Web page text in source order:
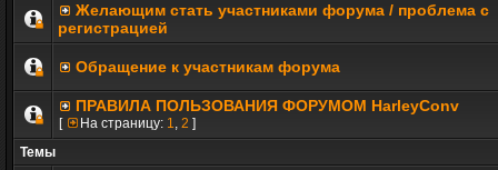
Желающим стать участниками форума / проблема с
регистрацией
Обращение к участникам форума
ПРАВИЛА ПОЛЬЗОВАНИЯ ФОРУМОМ HarleyConv
[ На страницу: 1, 2 ]
Темы